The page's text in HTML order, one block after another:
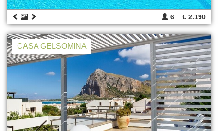
6 € 2.190
CASA GELSOMINA